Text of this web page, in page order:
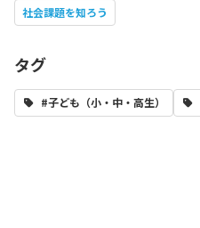
社会課題を知ろう
タグ
#子ども（小・中・高生）